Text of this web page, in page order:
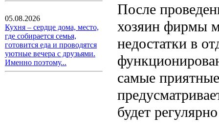
05.08.2026
Кухня – сердце дома, место,
где собирается семья,
готовится еда и проводятся
уютные вечера с друзьями.
Именно поэтому...
После
хозяин фирмы
недостатки в
самые
будет